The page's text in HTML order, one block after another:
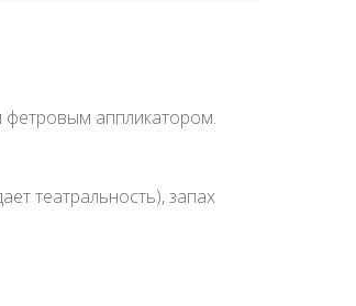
фетровым аппликатором.
театральность), запах